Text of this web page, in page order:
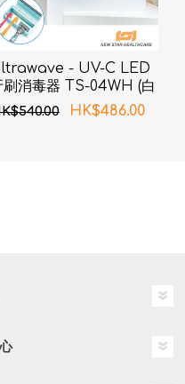
- UV-C LED
刷消毒器 TS-04WH (白
HK$486.00